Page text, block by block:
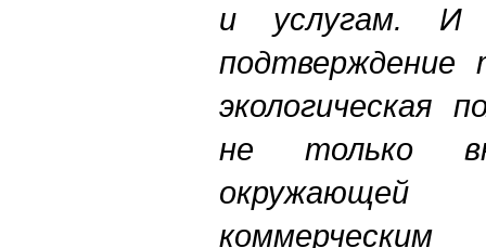
и услугам. И
подтверждение
экологическая
не только